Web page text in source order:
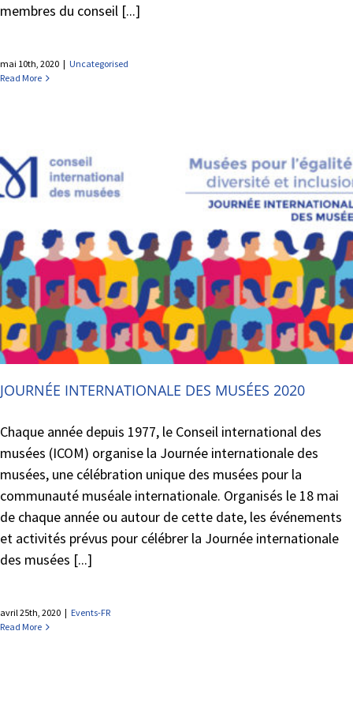
membres du conseil [...]
mai 10th, 2020 | Uncategorised
Read More
JOURNÉE INTERNATIONALE DES MUSÉES 2020
Chaque année depuis 1977, le Conseil international des
musées (ICOM) organise la Journée internationale des
musées, une célébration unique des musées pour la
communauté muséale internationale. Organisés le 18 mai
de chaque année ou autour de cette date, les événements
et activités prévus pour célébrer la Journée internationale
des musées [...]
avril 25th, 2020 | Events-FR
Read More